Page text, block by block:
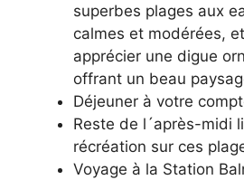
superbes plages aux
calmes et modérées,
apprécier une digue
offrant un beau
Déjeuner à votre
Reste de l´après-midi
récréation sur ces
Voyage à la Station